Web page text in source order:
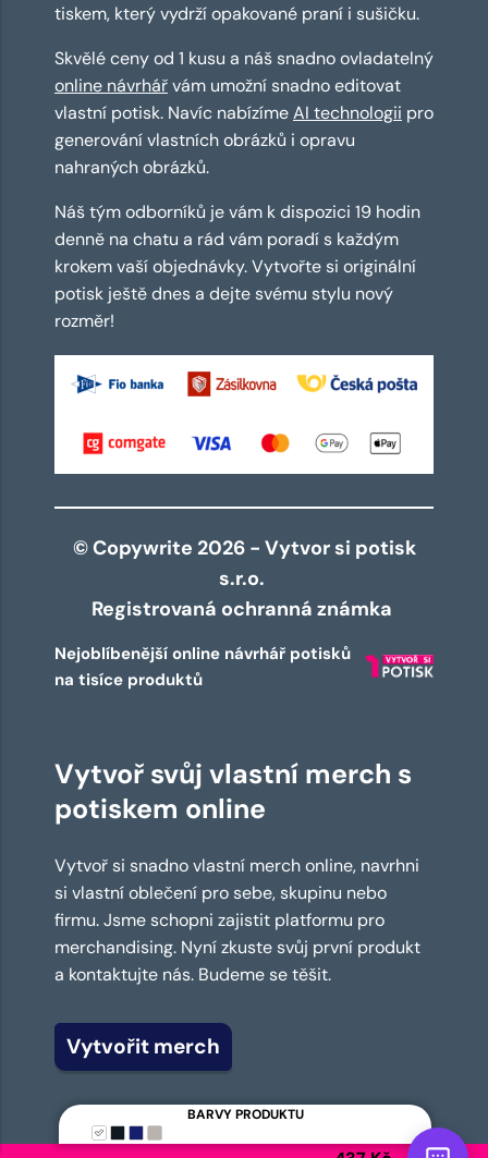
BARVY PRODUKTU
tiskem, který vydrží opakované praní i sušičku.
Skvělé ceny od 1 kusu a náš snadno ovladatelný
online návrhářvám umožní snadno editovat
vlastní potisk. Navíc nabízímeAI technologii pro
generování vlastních obrázků i opravu
nahraných obrázků.
Náš tým odborníků je vám k dispozici 19 hodin
denně na chatu a rád vám poradí s každým
krokem vaší objednávky. Vytvořte si originální
potisk ještě dnes a dejte svému stylu nový
rozměr!
© Copywrite 2026 - Vytvor si potisk
s.r.o.
Registrovaná ochranná známka
Nejoblíbenější online návrhář potisků
na tisíce produktů
Vytvoř svůj vlastní merch s
potiskem online
Vytvoř si snadno vlastní merch online, navrhni
si vlastní oblečení pro sebe, skupinu nebo
firmu. Jsme schopni zajistit platformu pro
merchandising. Nyní zkuste svůj první produkt
a kontaktujte nás. Budeme se těšit.
Vytvořit merch